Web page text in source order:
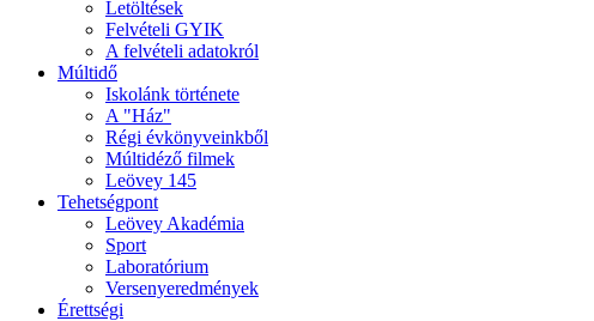
Letöltések
Felvételi GYIK
A felvételi adatokról
Múltidő
Iskolánk története
A "Ház"
Régi évkönyveinkből
Múltidéző filmek
Leövey 145
Tehetségpont
Leövey Akadémia
Sport
Laboratórium
Versenyeredmények
Érettségi